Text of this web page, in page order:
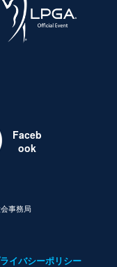
Faceb
ook
事務局
イバシーポリシー